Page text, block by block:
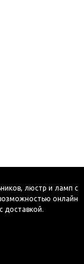
люстр и ламп с
онлайн
доставкой.